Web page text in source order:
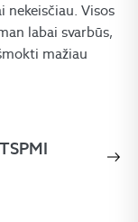
nekeisčiau. Visos
labai svarbūs,
mažiau